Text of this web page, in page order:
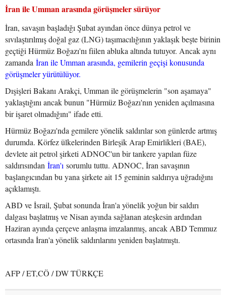
İran ile Umman arasında görüşmeler sürüyor
İran, savaşın başladığı Şubat ayından önce dünya petrol ve
sıvılaştırılmış doğal gaz (LNG) taşımacılığının yaklaşık beşte birinin
geçtiği Hürmüz Boğazı'nı fiilen abluka altında tutuyor. Ancak aynı
zamanda İran ile Umman arasında, gemilerin geçişi konusunda
görüşmeler yürütülüyor.
Dışişleri Bakanı Arakçi, Umman ile görüşmelerin "son aşamaya"
yaklaştığını ancak bunun "Hürmüz Boğazı'nın yeniden açılmasına
bir işaret olmadığını" ifade etti.
Hürmüz Boğazı'nda gemilere yönelik saldırılar son günlerde artmış
durumda. Körfez ülkelerinden Birleşik Arap Emirlikleri (BAE),
devlete ait petrol şirketi ADNOC'un bir tankere yapılan füze
saldırısından İran'ı sorumlu tuttu. ADNOC, İran savaşının
başlangıcından bu yana şirkete ait 15 geminin saldırıya uğradığını
açıklamıştı.
ABD ve İsrail, Şubat sonunda İran'a yönelik yoğun bir saldırı
dalgası başlatmış ve Nisan ayında sağlanan ateşkesin ardından
Haziran ayında çerçeve anlaşma imzalanmış, ancak ABD Temmuz
ortasında İran'a yönelik saldırılarını yeniden başlatmıştı.
AFP / ET,CÖ / DW TÜRKÇE